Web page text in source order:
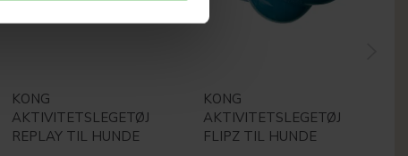
KONG
AKTIVITETSLEGETØJ
REPLAY TIL HUNDE
KONG
AKTIVITETSLEGETØJ
FLIPZ TIL HUNDE